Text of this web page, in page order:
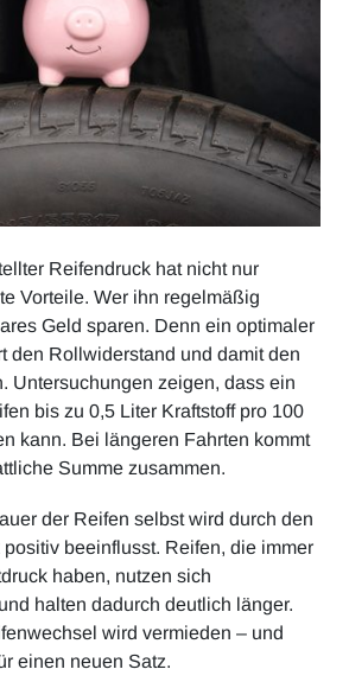
Reifendruck hat nicht nur
Vorteile. Wer ihn regelmäßig
Geld sparen. Denn ein optimaler
den Rollwiderstand und damit den
Untersuchungen zeigen, dass ein
bis zu 0,5 Liter Kraftstoff pro 100
kann. Bei längeren Fahrten kommt
Summe zusammen.
der Reifen selbst wird durch den
beeinflusst. Reifen, die immer
haben, nutzen sich
halten dadurch deutlich länger.
wird vermieden – und
einen neuen Satz.